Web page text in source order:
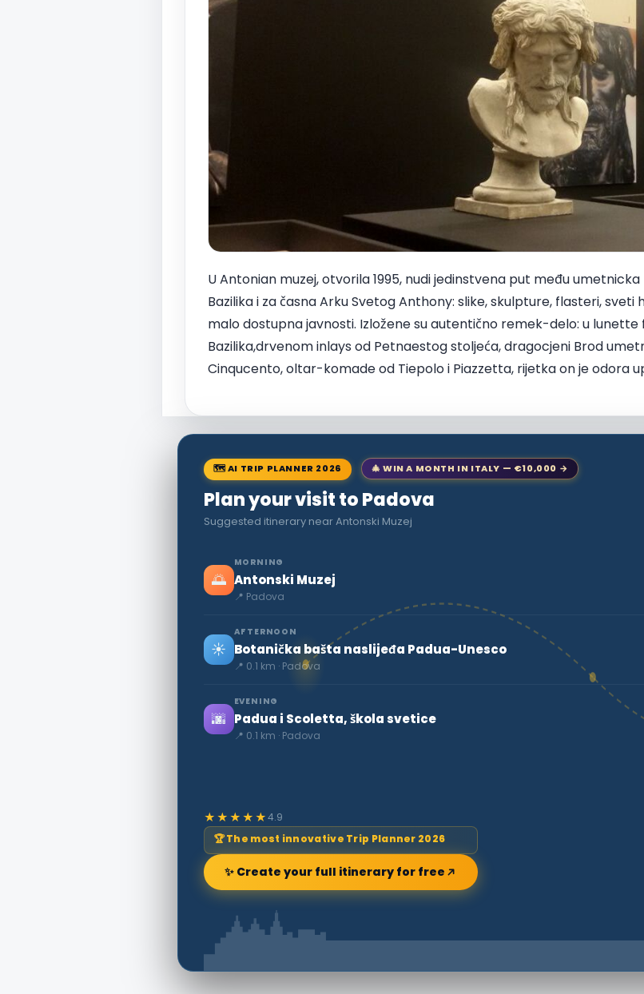
U Antonian muzej, otvorila 1995, nudi jedinstvena put među
Bazilika i za časna Arku Svetog Anthony: slike, skulpture, flasteri, sveti
malo dostupna javnosti. Izložene su autentično remek-delo: u
Bazilika,drvenom inlays od Petnaestog stoljeća, dragocjeni Brod
Cinqucento, oltar-komade od Tiepolo i Piazzetta, rijetka on je odora
🗺 AI TRIP PLANNER 2026 🎄 WIN A MONTH IN ITALY — €10,000 →
Plan your visit to Padova
Suggested itinerary near Antonski Muzej
🌅
MORNING
Antonski Muzej
📍 Padova
☀️
AFTERNOON
Botanička bašta naslijeđa Padua-Unesco
📍 0.1 km · Padova
🌆
EVENING
Padua i Scoletta, škola svetice
📍 0.1 km · Padova
★★★★★4.9
🏆 The most innovative Trip Planner 2026
✨ Create your full itinerary for free